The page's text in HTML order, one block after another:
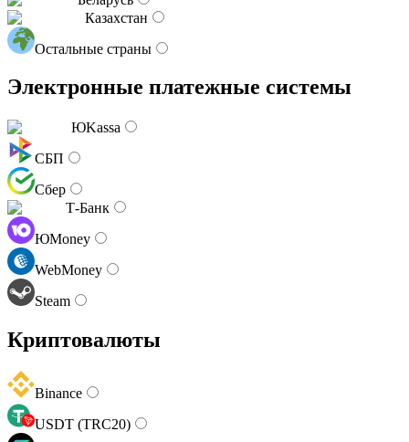
Казахстан
Остальные страны
Электронные платежные системы
ЮKassa
СБП
Сбер
Т-Банк
ЮMoney
WebMoney
Steam
Криптовалюты
Binance
USDT (TRC20)